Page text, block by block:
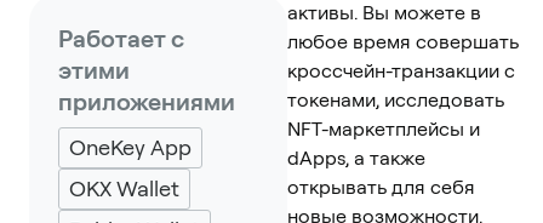
Работает с
этими
приложениями
OneKey App
OKX Wallet
активы. Вы можете в
любое время совершать
кроссчейн-транзакции с
токенами, исследовать
NFT-маркетплейсы и
dApps, а также
открывать для себя
новые возможности.